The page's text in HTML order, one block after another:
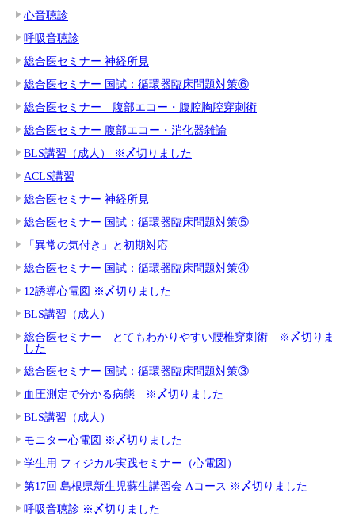
心音聴診
呼吸音聴診
総合医セミナー 神経所見
総合医セミナー 国試：循環器臨床問題対策⑥
総合医セミナー 腹部エコー・腹腔胸腔穿刺術
総合医セミナー 腹部エコー・消化器雑論
BLS講習（成人） ※〆切りました
ACLS講習
総合医セミナー 神経所見
総合医セミナー 国試：循環器臨床問題対策⑤
「異常の気付き」と初期対応
総合医セミナー 国試：循環器臨床問題対策④
12誘導心電図 ※〆切りました
BLS講習（成人）
総合医セミナー とてもわかりやすい腰椎穿刺術 ※〆切りま
した
総合医セミナー 国試：循環器臨床問題対策③
血圧測定で分かる病態 ※〆切りました
BLS講習（成人）
モニター心電図 ※〆切りました
学生用 フィジカル実践セミナー（心電図）
第17回 島根県新生児蘇生講習会 Aコース ※〆切りました
呼吸音聴診 ※〆切りました